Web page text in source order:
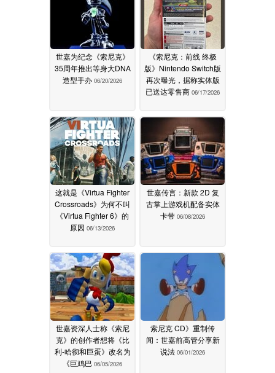
世嘉为纪念《索尼克》
35周年推出等身大DNA
造型手办 06/20/2026
《索尼克：前线 终极
版》Nintendo Switch版
再次曝光，据称实体版
已送达零售商 06/17/2026
这就是《Virtua Fighter
Crossroads》为何不叫
《Virtua Fighter 6》的
原因 06/13/2026
世嘉传言：新款 2D 复
古掌上游戏机配备实体
卡带 06/08/2026
世嘉资深人士称《索尼
克》的创作者想将《比
利-哈彻和巨蛋》改名为
《巨鸡巴 06/05/2026
索尼克 CD》重制传
闻：世嘉前高管分享新
说法 06/01/2026